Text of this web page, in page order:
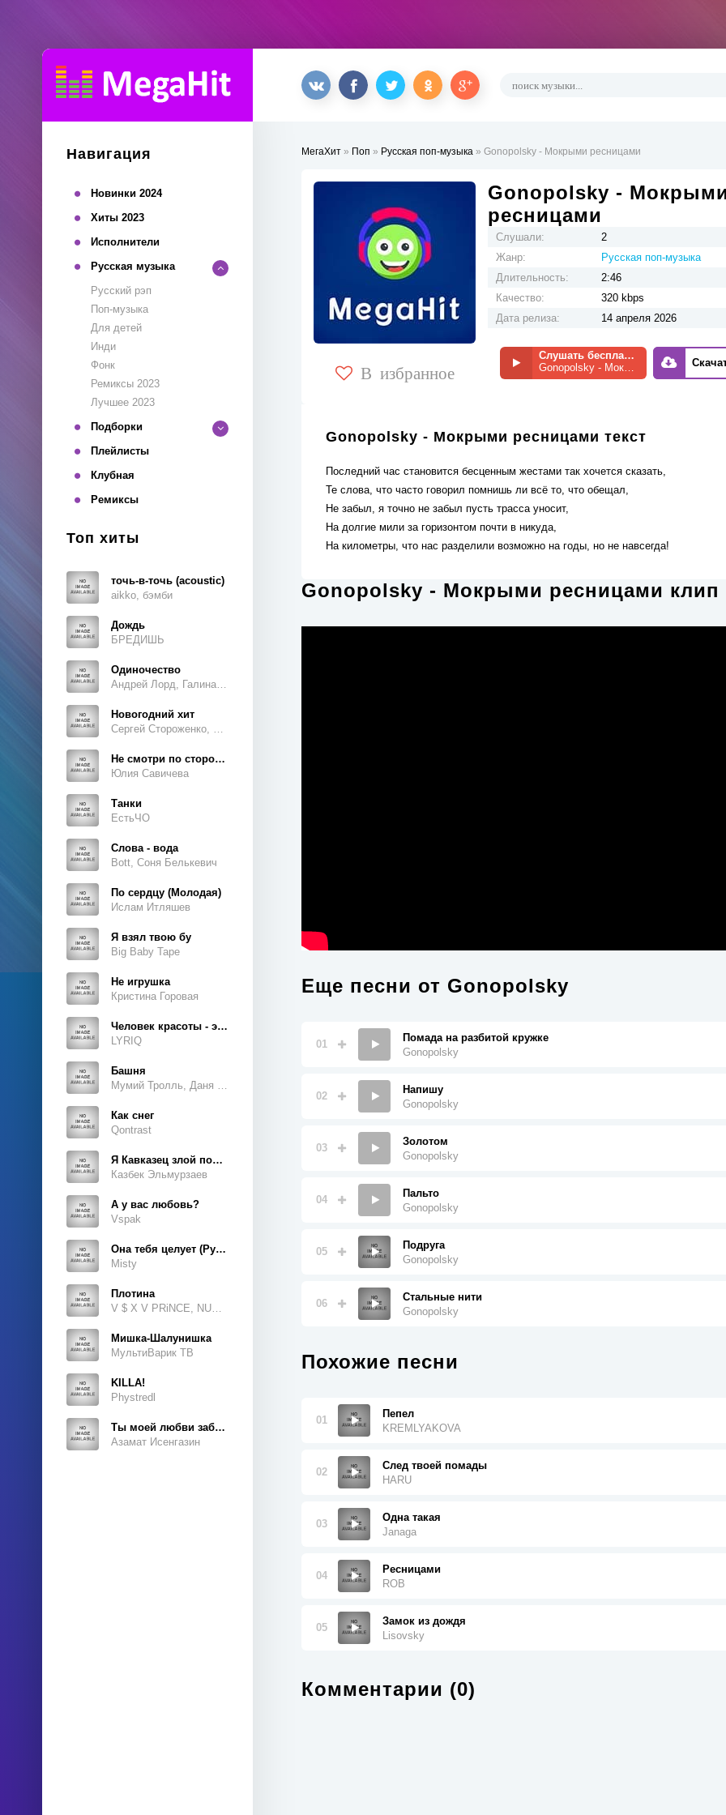
Навигация
Новинки 2024
Хиты 2023
Исполнители
Русская музыка
Русский рэп
Поп-музыка
Для детей
Инди
Фонк
Ремиксы 2023
Лучшее 2023
Подборки
Плейлисты
Клубная
Ремиксы
Топ хиты
точь-в-точь (acoustic)
aikko, бэмби
Дождь
БРЕДИШЬ
Одиночество
Новогодний хит
Не смотри по сторонам
Юлия Савичева
Танки
ЕстьЧО
Слова - вода
Bott, Соня Белькевич
По сердцу (Молодая)
Ислам Итляшев
Я взял твою бу
Big Baby Tape
Не игрушка
Кристина Горовая
Человек красоты - это ты, это ты, это ты
LYRIQ
Башня
Как снег
Qontrast
Я Кавказец злой породы
Казбек Эльмурзаев
А у вас любовь?
Vspak
Она тебя целует (Руки Вверх Cover)
Misty
Плотина
Мишка-Шалунишка
МультиВарик ТВ
KILLA!
Phystredl
Ты моей любви забытая тайна
Азамат Исенгазин
МегаХит » Поп » Русская поп-музыка » Gonopolsky - Мокрыми ресницами
В избранное
Gonopolsky -
ресницами
Слушали:
2
Жанр:
Русская поп-музыка
Длительность:
2:46
Качество:
320 kbps
Дата релиза:
14 апреля 2026
Слушать бесплатно
Gonopolsky - Мокрыми ресницами
Gonopolsky - Мокрыми ресницами текст
Последний час становится бесценным жестами так хочется сказать,
Те слова, что часто говорил помнишь ли всё то, что обещал,
Не забыл, я точно не забыл пусть трасса уносит,
На долгие мили за горизонтом почти в никуда,
На километры, что нас разделили возможно на годы, но не навсегда!
Gonopolsky - Мокрыми ресницами клип
Еще песни от Gonopolsky
01
Помада на разбитой кружке
Gonopolsky
02
Напишу
Gonopolsky
03
Золотом
Gonopolsky
04
Пальто
Gonopolsky
05
Подруга
Gonopolsky
06
Стальные нити
Gonopolsky
Похожие песни
01
Пепел
KREMLYAKOVA
02
След твоей помады
HARU
03
Одна такая
Janaga
04
Ресницами
ROB
05
Замок из дождя
Lisovsky
Комментарии (0)